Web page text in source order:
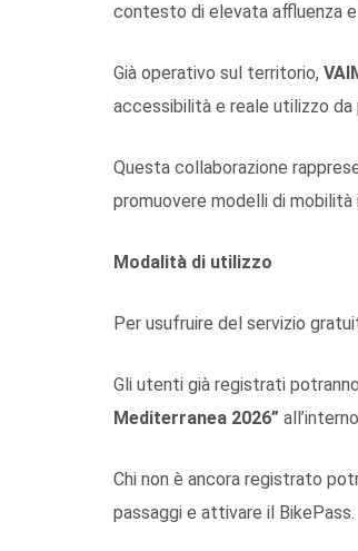
contesto di elevata affluenza
Già operativo sul territorio,
accessibilità e reale utilizzo
Questa collaborazione
promuovere modelli di
Modalità di utilizzo
Per usufruire del servizio
Gli utenti già registrati
Mediterranea 2026”
Chi non è ancora registrato
passaggi e attivare il BikePass.